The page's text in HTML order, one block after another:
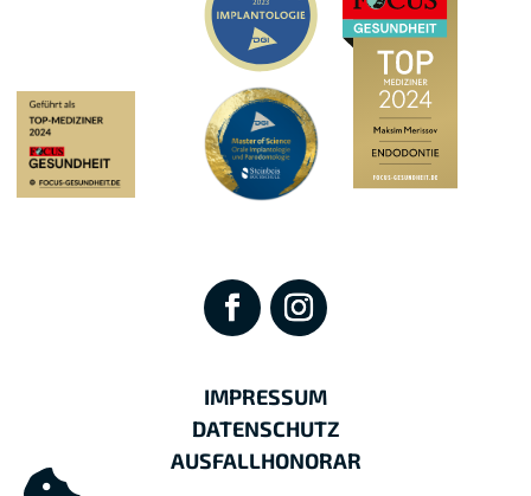
IMPRESSUM
DATENSCHUTZ
AUSFALLHONORAR